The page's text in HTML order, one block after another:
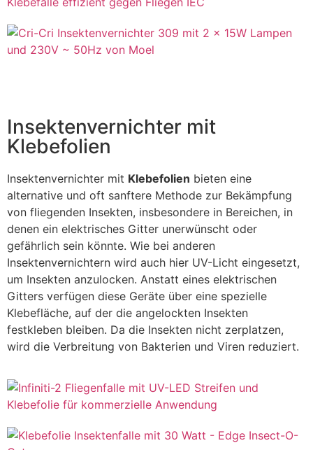
Insektenvernichter mit
Klebefolien
Insektenvernichter mit Klebefolien bieten eine
alternative und oft sanftere Methode zur Bekämpfung
von fliegenden Insekten, insbesondere in Bereichen, in
denen ein elektrisches Gitter unerwünscht oder
gefährlich sein könnte. Wie bei anderen
Insektenvernichtern wird auch hier UV-Licht eingesetzt,
um Insekten anzulocken. Anstatt eines elektrischen
Gitters verfügen diese Geräte über eine spezielle
Klebefläche, auf der die angelockten Insekten
festkleben bleiben. Da die Insekten nicht zerplatzen,
wird die Verbreitung von Bakterien und Viren reduziert.